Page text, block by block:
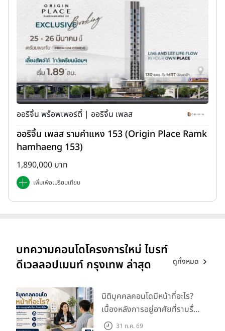
ออริจิ้น พร็อพเพอร์ตี้ | ออริจิ้น เพลส
ออริจิ้น เพลส รามคำแหง 153 (Origin Place Ramk
hamhaeng 153)
1,890,000 บาท
เพิ่มเพื่อเปรียบเทียบ
บทความคอนโดโครงการใหม่ ไบรท์
ดีเวลลอปเมนท์ กรุงเทพ ล่าสุด
ดูทั้งหมด
นิติบุคคลคอนโดมีหน้าที่อะไร?
เบื้องหลังการอยู่อาศัยที่ราบรื่น
กว่าที่คิด31 ก.ค. 69